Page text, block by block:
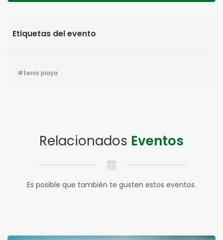
Etiquetas del evento
tenis playa
Relacionados Eventos
Es posible que también te gusten estos eventos.